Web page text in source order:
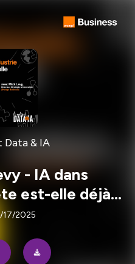
Data & IA
- IA dans
est-elle déjà
?
17/2025